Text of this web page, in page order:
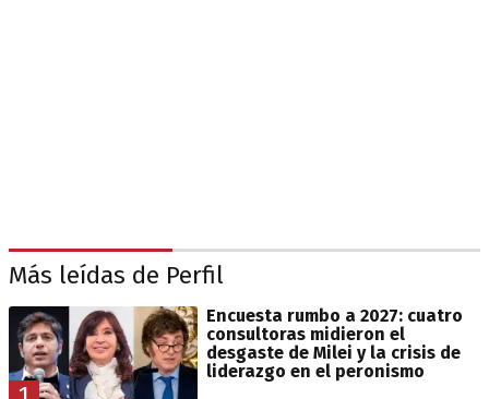
Más leídas de Perfil
Encuesta rumbo a 2027: cuatro
consultoras midieron el
desgaste de Milei y la crisis de
liderazgo en el peronismo